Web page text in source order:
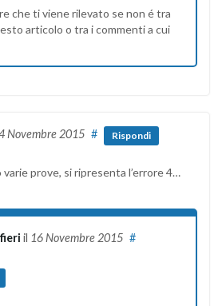
che ti viene rilevato se non é tra
articolo o tra i commenti a cui
Novembre 2015 # Rispondi
prove, si ripresenta l’errore 4…
il 16 Novembre 2015 #